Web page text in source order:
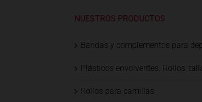
NUESTROS PRODUCTOS
Bandas y complementos para
Plásticos envolventes. Rollos,
Rollos para camillas